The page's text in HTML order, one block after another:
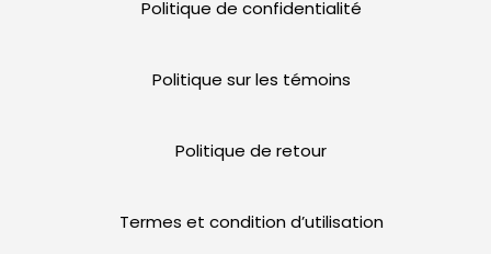
Politique de confidentialité
Politique sur les témoins
Politique de retour
Termes et condition d’utilisation